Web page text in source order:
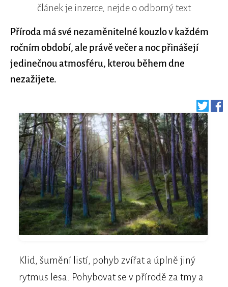
článek je inzerce, nejde o odborný text
Příroda má své nezaměnitelné kouzlo v každém
ročním období, ale právě večer a noc přinášejí
jedinečnou atmosféru, kterou během dne
nezažijete.
Klid, šumění listí, pohyb zvířat a úplně jiný
rytmus lesa. Pohybovat se v přírodě za tmy a